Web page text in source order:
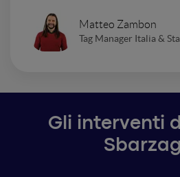
Matteo Zambon
Tag Manager Italia &
Gli interventi